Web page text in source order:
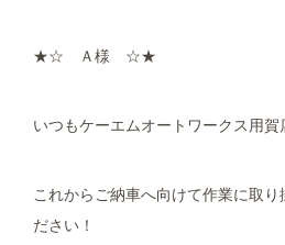
★☆ Ａ様 ☆★
いつもケーエムオートワークス用
これからご納車へ向けて作業に取
ださい！